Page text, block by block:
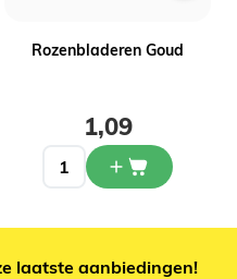
Rozenbladeren Goud
1,09
laatste aanbiedingen!